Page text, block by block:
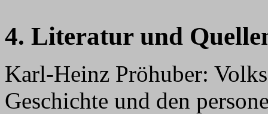
4. Literatur und
Karl-Heinz Pröhuber:
Geschichte und den